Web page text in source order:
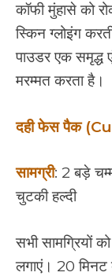
कॉफी मुंहासे को
स्किन ग्लोइंग
पाउडर एक
मरम्मत करता है।
दही फेस पैक
सामग्री: 2 बड़े
चुटकी हल्दी
सभी सामग्रियों
लगाएं। 20